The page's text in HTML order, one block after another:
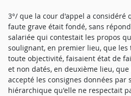
3°/ que la cour d'appel a considéré
faute grave était fondé, sans
salariée qui contestait les propos
soulignant, en premier lieu, que les
toute objectivité, faisaient état de
et non datés, en deuxième lieu, que
accepté les consignes données par
hiérarchique qu'elle ne respectait